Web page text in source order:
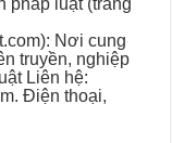
Nơi cung
truyền, nghiệp
Liên hệ:
Điện thoại,